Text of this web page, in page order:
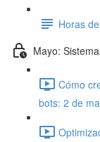
Horas
Mayo:
Cómo
bots: 2 de